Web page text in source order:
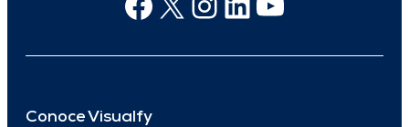
Conoce Visualfy